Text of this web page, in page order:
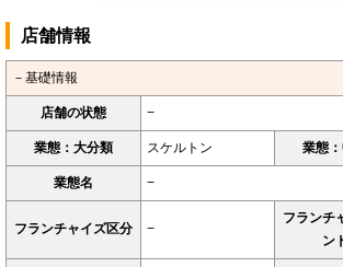
店舗情報
－基礎情報
店舗の状態 −
業態：大分類 スケルトン 業態
業態名 −
フランチャイズ区分 −
フランチ
ン